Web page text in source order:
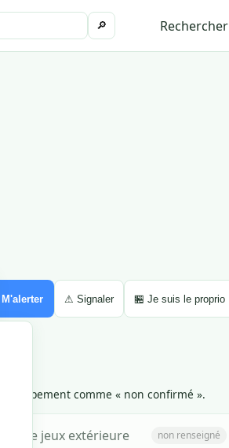
🔎 Rechercher
M'alerter ⚠ Signaler 🏪 Je suis le proprio
comme « non confirmé ».
de jeux extérieure non renseigné